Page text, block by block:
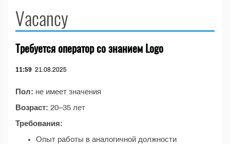
Vacancy
Требуется оператор со знанием Logo
11:59 21.08.2025
Пол: не имеет значения
Возраст: 20–35 лет
Требования:
Опыт работы в аналогичной должности